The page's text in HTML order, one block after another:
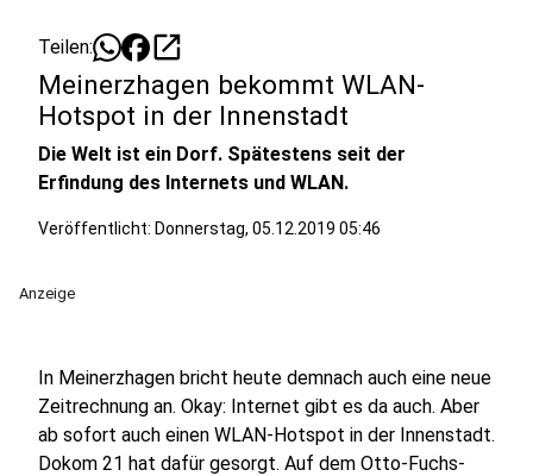
Teilen: open_in_new
Meinerzhagen bekommt WLAN-
Hotspot in der Innenstadt
Die Welt ist ein Dorf. Spätestens seit der
Erfindung des Internets und WLAN.
Veröffentlicht: Donnerstag, 05.12.2019 05:46
Anzeige
In Meinerzhagen bricht heute demnach auch eine neue
Zeitrechnung an. Okay: Internet gibt es da auch. Aber
ab sofort auch einen WLAN-Hotspot in der Innenstadt.
Dokom 21 hat dafür gesorgt. Auf dem Otto-Fuchs-